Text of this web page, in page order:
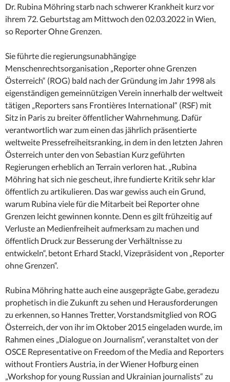
Dr. Rubina Möhring starb nach schwerer Krankheit kurz vor
ihrem 72. Geburtstag am Mittwoch den 02.03.2022 in Wien,
so Reporter Ohne Grenzen.
Sie führte die regierungsunabhängige
Menschenrechtsorganisation „Reporter ohne Grenzen
Österreich“ (ROG) bald nach der Gründung im Jahr 1998 als
eigenständigen gemeinnützigen Verein innerhalb der weltweit
tätigen „Reporters sans Frontières International“ (RSF) mit
Sitz in Paris zu breiter öffentlicher Wahrnehmung. Dafür
verantwortlich war zum einen das jährlich präsentierte
weltweite Pressefreiheitsranking, in dem in den letzten Jahren
Österreich unter den von Sebastian Kurz geführten
Regierungen erheblich an Terrain verloren hat. „Rubina
Möhring hat sich nie gescheut, ihre fundierte Kritik sehr klar
öffentlich zu artikulieren. Das war gewiss auch ein Grund,
warum Rubina viele für die Mitarbeit bei Reporter ohne
Grenzen leicht gewinnen konnte. Denn es gilt frühzeitig auf
Verluste an Medienfreiheit aufmerksam zu machen und
öffentlich Druck zur Besserung der Verhältnisse zu
entwickeln“, betont Erhard Stackl, Vizepräsident von „Reporter
ohne Grenzen“.
Rubina Möhring hatte auch eine ausgeprägte Gabe, geradezu
prophetisch in die Zukunft zu sehen und Herausforderungen
zu erkennen, so Hannes Tretter, Vorstandsmitglied von ROG
Österreich, der von ihr im Oktober 2015 eingeladen wurde, im
Rahmen eines „Dialogue on Journalism“, veranstaltet von der
OSCE Representative on Freedom of the Media and Reporters
without Frontiers Austria, in der Wiener Hofburg einen
„Workshop for young Russian and Ukrainian journalists“ zu